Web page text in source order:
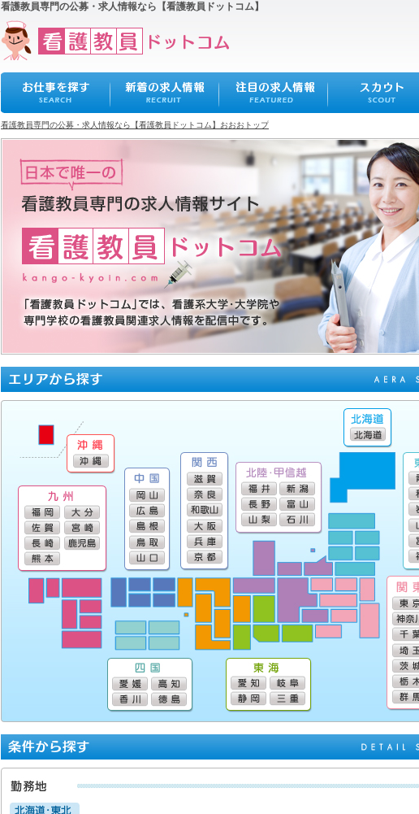
看護教員専門の公募・求人情報なら【看護教員ドットコム】
看護教員専門の公募・求人情報なら【看護教員ドットコム】おおおトップ